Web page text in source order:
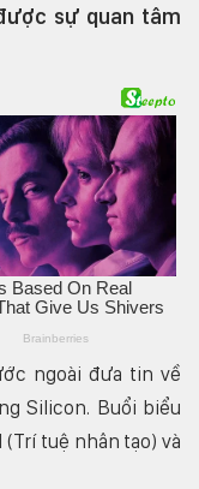
sự quan tâm
ngoài đưa tin về
Silicon. Buổi biểu
tuệ nhân tạo) và